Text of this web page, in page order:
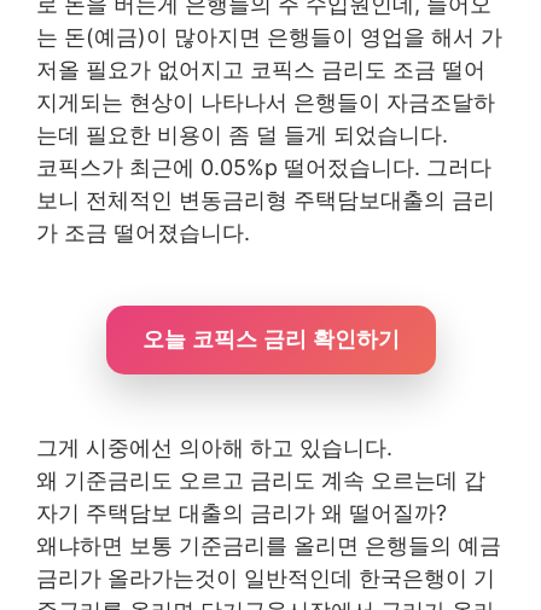
는 돈(예금)이 많아지면 은행들이 영업을 해서 가
저올 필요가 없어지고 코픽스 금리도 조금 떨어
지게되는 현상이 나타나서 은행들이 자금조달하
는데 필요한 비용이 좀 덜 들게 되었습니다.
코픽스가 최근에 0.05%p 떨어젔습니다. 그러다
보니 전체적인 변동금리형 주택담보대출의 금리
가 조금 떨어졌습니다.
오늘 코픽스 금리 확인하기
그게 시중에선 의아해 하고 있습니다.
왜 기준금리도 오르고 금리도 계속 오르는데 갑
자기 주택담보 대출의 금리가 왜 떨어질까?
왜냐하면 보통 기준금리를 올리면 은행들의 예금
금리가 올라가는것이 일반적인데 한국은행이 기